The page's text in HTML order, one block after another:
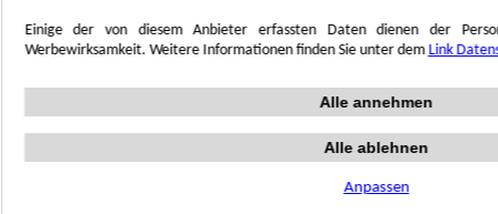
Einige der von diesem Anbieter erfassten Daten dienen der
Werbewirksamkeit. Weitere Informationen finden Sie unter dem Link
Alle annehmen
Alle ablehnen
Anpassen
Toggle Nav
Menu
Inspiration
Authentic Travertine